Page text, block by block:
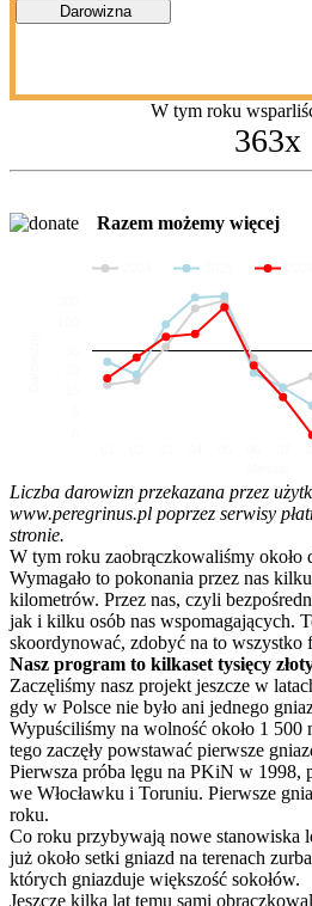
Darowizna
W tym roku
363x
Razem możemy więcej
Liczba darowizn przekazana przez
www.peregrinus.pl poprzez serwisy
stronie.
W tym roku zaobrączkowaliśmy około
Wymagało to pokonania przez nas
kilometrów. Przez nas, czyli
jak i kilku osób nas wspomagających.
skoordynować, zdobyć na to wszystko
Nasz program to kilkaset tysięcy
Zaczęliśmy nasz projekt jeszcze w
gdy w Polsce nie było ani jednego
Wypuściliśmy na wolność około 1 500
tego zaczęły powstawać pierwsze
Pierwsza próba lęgu na PKiN w 1998,
we Włocławku i Toruniu. Pierwsze
roku.
Co roku przybywają nowe stanowiska
już około setki gniazd na terenach
których gniazduje większość sokołów.
Jeszcze kilka lat temu sami